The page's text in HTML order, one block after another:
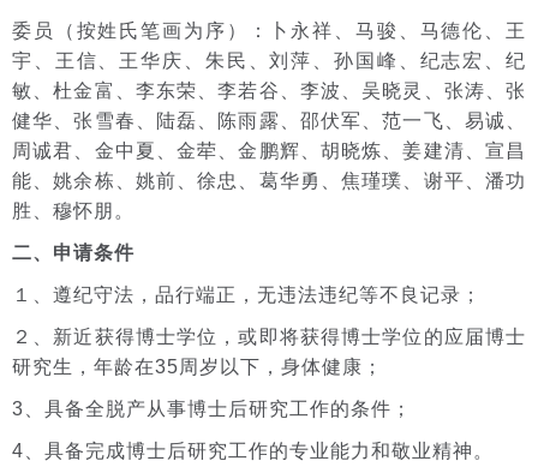
委员（按姓氏笔画为序）：卜永祥、马骏、马德伦、王
宇、王信、王华庆、朱民、刘萍、孙国峰、纪志宏、纪
敏、杜金富、李东荣、李若谷、李波、吴晓灵、张涛、张
健华、张雪春、陆磊、陈雨露、邵伏军、范一飞、易诚、
周诚君、金中夏、金荦、金鹏辉、胡晓炼、姜建清、宣昌
能、姚余栋、姚前、徐忠、葛华勇、焦瑾璞、谢平、潘功
胜、穆怀朋。
二、申请条件
１、遵纪守法，品行端正，无违法违纪等不良记录；
２、新近获得博士学位，或即将获得博士学位的应届博士
研究生，年龄在35周岁以下，身体健康；
3、具备全脱产从事博士后研究工作的条件；
4、具备完成博士后研究工作的专业能力和敬业精神。